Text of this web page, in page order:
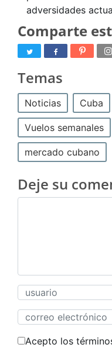
adversidades
Comparte
Temas
Noticias Cuba
Vuelos semanales
mercado cubano
Deje su
Acepto los